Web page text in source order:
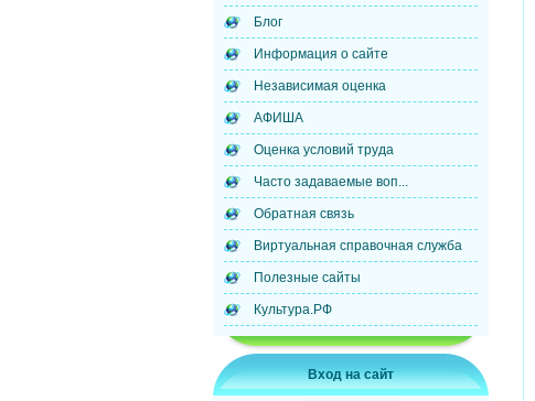
Блог
Информация о сайте
Независимая оценка
АФИША
Оценка условий труда
Часто задаваемые воп...
Обратная связь
Виртуальная справочная служба
Полезные сайты
Культура.РФ
Вход на сайт